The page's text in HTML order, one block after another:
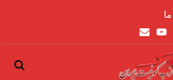
Youtube
Email